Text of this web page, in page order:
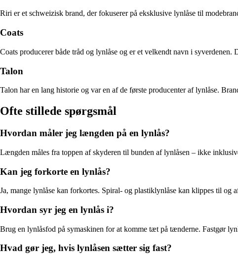
Riri er et schweizisk brand, der fokuserer på eksklusive lynlåse til
Coats
Coats producerer både tråd og lynlåse og er et velkendt navn i
Talon
Talon har en lang historie og var en af de første producenter af lynlåse.
Ofte stillede spørgsmål
Hvordan måler jeg længden på en lynlås?
Længden måles fra toppen af skyderen til bunden af lynlåsen – ikke
Kan jeg forkorte en lynlås?
Ja, mange lynlåse kan forkortes. Spiral- og plastiklynlåse kan klippes til
Hvordan syr jeg en lynlås i?
Brug en lynlåsfod på symaskinen for at komme tæt på tænderne. Fastgør
Hvad gør jeg, hvis lynlåsen sætter sig fast?